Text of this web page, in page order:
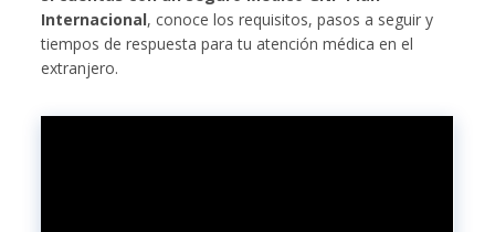
Internacional, conoce los requisitos, pasos a seguir y
tiempos de respuesta para tu atención médica en el
extranjero.